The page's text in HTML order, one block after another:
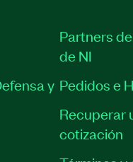
y
Partners
de NI
Pedidos e
Recuperar
cotización